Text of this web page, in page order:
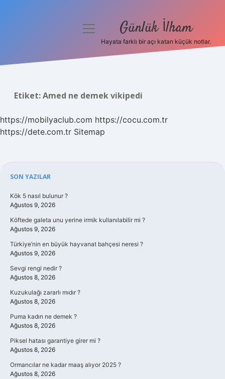
Hakkımızda
menüyü
Günlük İlham
Hayata farklı bir açı katan küçük notlar.
Etiket:Amed ne demek vikipedi
https://mobilyaclub.com https://cocu.com.tr
https://dete.com.tr Sitemap
Sidebar
SON YAZILAR
Kök 5 nasıl bulunur ?
Ağustos 9, 2026
Köftede galeta unu yerine irmik kullanılabilir mi ?
Ağustos 9, 2026
Türkiye’nin en büyük hayvanat bahçesi neresi ?
Ağustos 9, 2026
Sevgi rengi nedir ?
Ağustos 8, 2026
Kuzukulağı zararlı mıdır ?
Ağustos 8, 2026
Puma kadın ne demek ?
Ağustos 8, 2026
Piksel hatası garantiye girer mi ?
Ağustos 8, 2026
Ormancılar ne kadar maaş alıyor 2025 ?
Ağustos 8, 2026